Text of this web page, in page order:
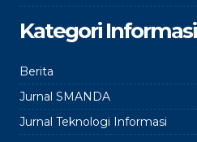
Kategori Informasi
Berita
Jurnal SMANDA
Jurnal Teknologi Informasi